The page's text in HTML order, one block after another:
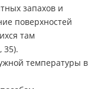
запахов и
поверхностей
там
35).
температуры в